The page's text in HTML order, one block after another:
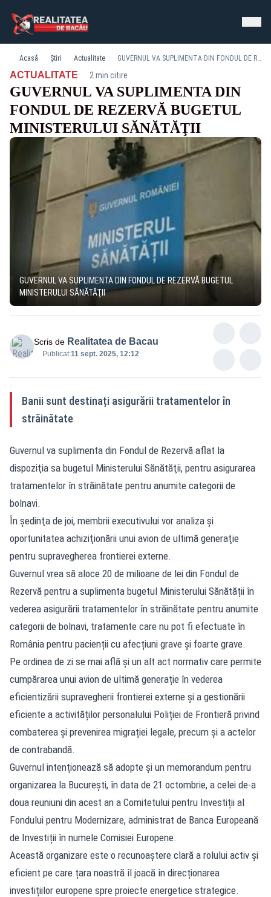
Acasă Știri Actualitate GUVERNUL VA SUPLIMENTA DIN FONDUL DE REZERVĂ BUGETUL MINISTERULUI SĂNĂTĂŢII
ACTUALITATE· 2 min citire
GUVERNUL VA SUPLIMENTA DIN
FONDUL DE REZERVĂ BUGETUL
MINISTERULUI SĂNĂTĂŢII
GUVERNUL VA SUPLIMENTA DIN FONDUL DE REZERVĂ BUGETUL
MINISTERULUI SĂNĂTĂŢII
Scris de Realitatea de Bacau
Publicat:11 sept. 2025, 12:12
Banii sunt destinați asigurării tratamentelor în
străinătate
Guvernul va suplimenta din Fondul de Rezervă aflat la
dispoziţia sa bugetul Ministerului Sănătăţii, pentru asigurarea
tratamentelor în străinătate pentru anumite categorii de
bolnavi.
În şedinţa de joi, membrii executivului vor analiza şi
oportunitatea achiziţionării unui avion de ultimă generaţie
pentru supravegherea frontierei externe.
Guvernul vrea să aloce 20 de milioane de lei din Fondul de
Rezervă pentru a suplimenta bugetul Ministerului Sănătății în
vederea asigurării tratamentelor în străinătate pentru anumite
categorii de bolnavi, tratamente care nu pot fi efectuate în
România pentru pacienții cu afecțiuni grave și foarte grave.
Pe ordinea de zi se mai află și un alt act normativ care permite
cumpărarea unui avion de ultimă generație în vederea
eficientizării supravegherii frontierei externe și a gestionării
eficiente a activităților personalului Poliției de Frontieră privind
combaterea și prevenirea migrației legale, precum și a actelor
de contrabandă.
Guvernul intenționează să adopte și un memorandum pentru
organizarea la București, în data de 21 octombrie, a celei de-a
doua reuniuni din acest an a Comitetului pentru Investiții al
Fondului pentru Modernizare, administrat de Banca Europeană
de Investiții în numele Comisiei Europene.
Această organizare este o recunoaștere clară a rolului activ și
eficient pe care țara noastră îl joacă în direcționarea
investițiilor europene spre proiecte energetice strategice.